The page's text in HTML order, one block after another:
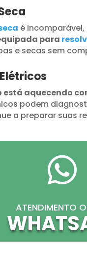
é
para
e secas sem
está aquecendo
podem
a preparar suas

ATENDIMENTO